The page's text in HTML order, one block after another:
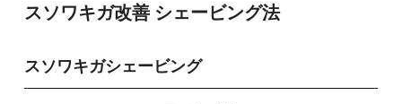
スソワキガ改善 シェービング法
スソワキガシェービング